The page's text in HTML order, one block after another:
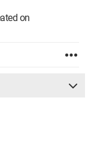
1440);
true);
on